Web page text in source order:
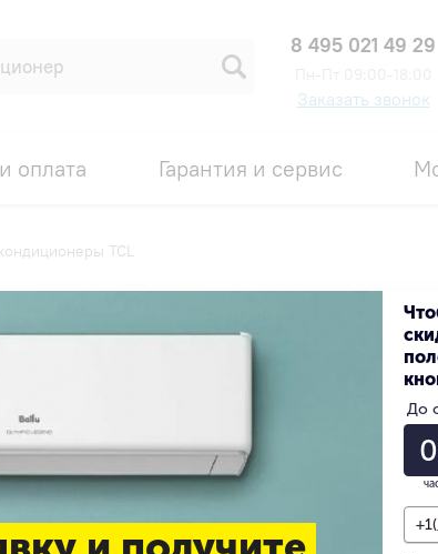
8 495 021 49 29
Заказать звонок
оплата Гарантия и сервис
TCL
До